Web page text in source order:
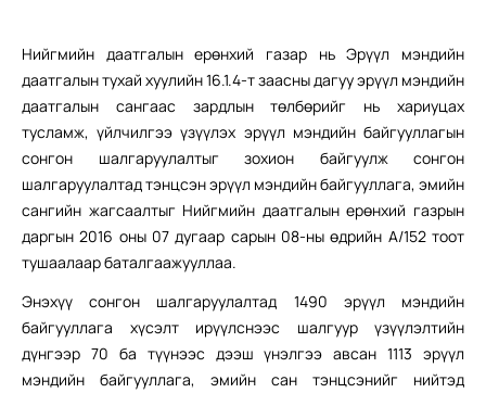
Нийгмийн даатгалын ерөнхий газар нь Эрүүл мэндийн
даатгалын тухай хуулийн 16.1.4-т заасны дагуу эрүүл мэндийн
даатгалын сангаас зардлын төлбөрийг нь хариуцах
тусламж, үйлчилгээ үзүүлэх эрүүл мэндийн байгууллагын
сонгон шалгаруулалтыг зохион байгуулж сонгон
шалгаруулалтад тэнцсэн эрүүл мэндийн байгууллага, эмийн
сангийн жагсаалтыг Нийгмийн даатгалын ерөнхий газрын
даргын 2016 оны 07 дугаар сарын 08-ны өдрийн А/152 тоот
тушаалаар баталгаажууллаа.
Энэхүү сонгон шалгаруулалтад 1490 эрүүл мэндийн
байгууллага хүсэлт ирүүлснээс шалгуур үзүүлэлтийн
дүнгээр 70 ба түүнээс дээш үнэлгээ авсан 1113 эрүүл
мэндийн байгууллага, эмийн сан тэнцсэнийг нийтэд